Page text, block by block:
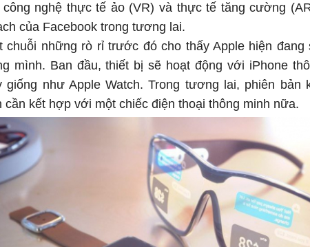
công nghệ thực tế ảo (VR) và thực tế tăng cường
của Facebook trong tương lai.
chuỗi những rò rỉ trước đó cho thấy Apple hiện đang
mình. Ban đầu, thiết bị sẽ hoạt động với iPhone
giống như Apple Watch. Trong tương lai, phiên bản
cần kết hợp với một chiếc điện thoại thông minh nữa.